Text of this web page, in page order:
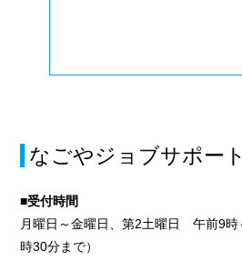
なごやジョブサポー
■受付時間
月曜日～金曜日、第2土曜日 午前9時
時30分まで）